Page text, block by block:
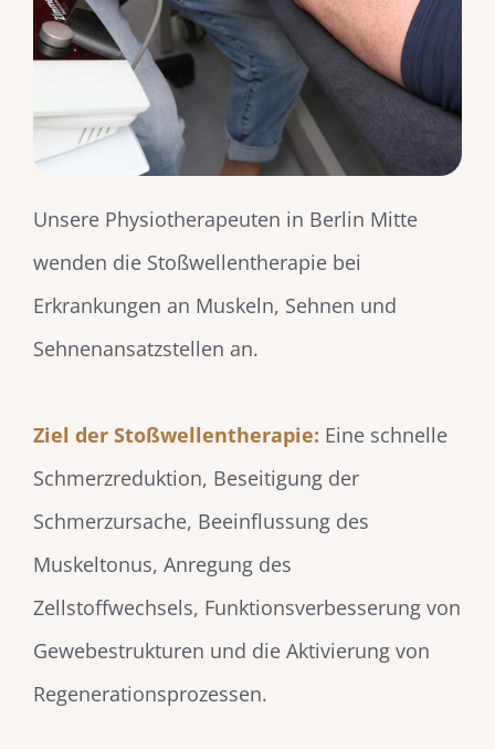
Unsere Physiotherapeuten in Berlin Mitte
wenden die Stoßwellentherapie bei
Erkrankungen an Muskeln, Sehnen und
Sehnenansatzstellen an.
Ziel der Stoßwellentherapie: Eine schnelle
Schmerzreduktion, Beseitigung der
Schmerzursache, Beeinflussung des
Muskeltonus, Anregung des
Zellstoffwechsels, Funktionsverbesserung von
Gewebestrukturen und die Aktivierung von
Regenerationsprozessen.